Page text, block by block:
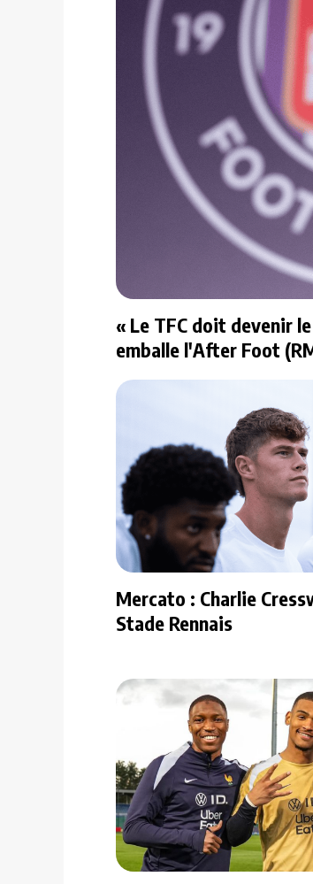
« Le TFC doit devenir
emballe l'After Foot
Mercato : Charlie
Stade Rennais